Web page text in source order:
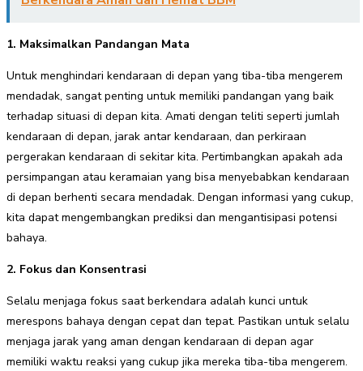
1. Maksimalkan Pandangan Mata
Untuk menghindari kendaraan di depan yang tiba-tiba mengerem
mendadak, sangat penting untuk memiliki pandangan yang baik
terhadap situasi di depan kita. Amati dengan teliti seperti jumlah
kendaraan di depan, jarak antar kendaraan, dan perkiraan
pergerakan kendaraan di sekitar kita. Pertimbangkan apakah ada
persimpangan atau keramaian yang bisa menyebabkan kendaraan
di depan berhenti secara mendadak. Dengan informasi yang cukup,
kita dapat mengembangkan prediksi dan mengantisipasi potensi
bahaya.
2. Fokus dan Konsentrasi
Selalu menjaga fokus saat berkendara adalah kunci untuk
merespons bahaya dengan cepat dan tepat. Pastikan untuk selalu
menjaga jarak yang aman dengan kendaraan di depan agar
memiliki waktu reaksi yang cukup jika mereka tiba-tiba mengerem.